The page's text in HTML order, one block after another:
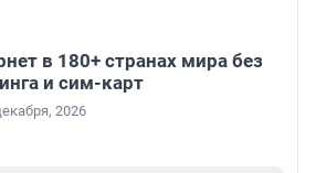
в 180+ странах мира без
и сим-карт
2026